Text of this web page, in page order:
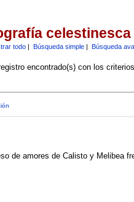
celestinesca
todo| Búsqueda simple| Búsqueda
encontrado(s) con los
de amores de Calisto y Melibea